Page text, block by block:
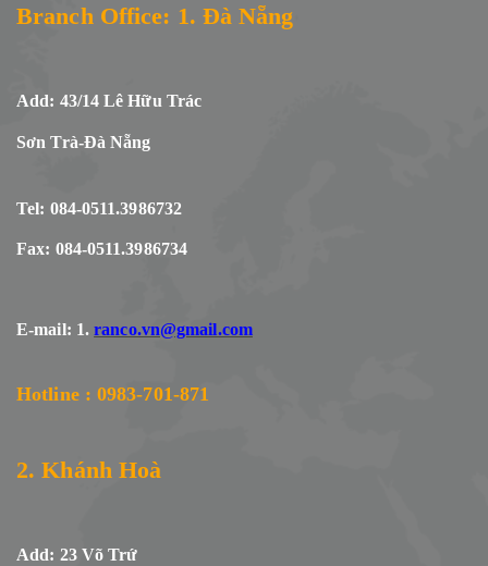
Branch Office: 1. Đà Nẵng
Add: 43/14 Lê Hữu Trác
Sơn Trà-Đà Nẵng
Tel: 084-0511.3986732
Fax: 084-0511.3986734
E-mail: 1. ranco.vn@gmail.com
Hotline : 0983-701-871
2. Khánh Hoà
Add: 23 Võ Trứ